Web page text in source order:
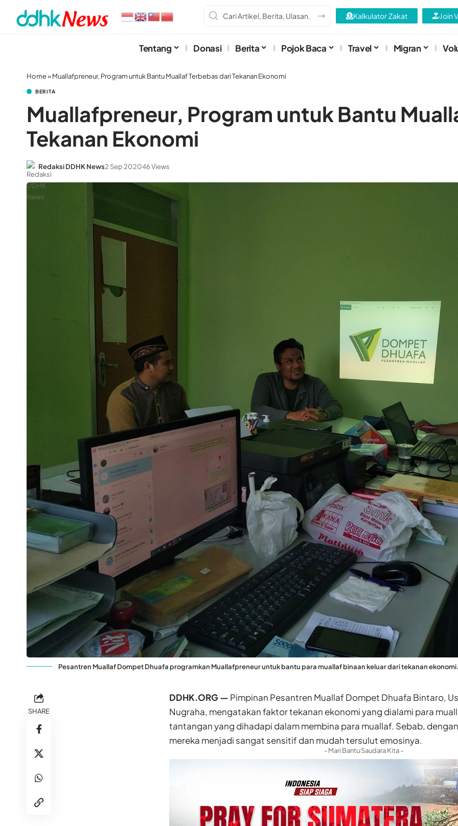
Kalkulator Zakat Join
Tentang Donasi Berita Pojok Baca Travel Migran
Home»Muallafpreneur, Program untuk Bantu Muallaf Terbebas dari Tekanan Ekonomi
BERITA
Muallafpreneur, Program untuk Bantu
Tekanan Ekonomi
Redaksi DDHK News2 Sep 202046 Views
Pesantren Muallaf Dompet Dhuafa programkan Muallafpreneur untuk bantu para muallaf binaan keluar dari tekanan
SHARE
DDHK.ORG — Pimpinan Pesantren Muallaf Dompet Dhuafa Bintaro,
Nugraha, mengatakan faktor tekanan ekonomi yang dialami para
tantangan yang dihadapi dalam membina para muallaf. Sebab,
mereka menjadi sangat sensitif dan mudah tersulut emosinya.
- Mari Bantu Saudara Kita -